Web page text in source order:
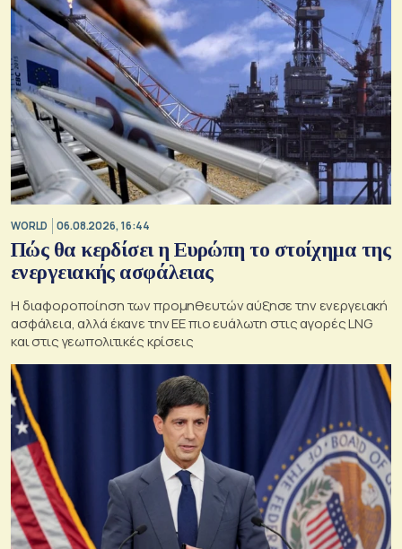
WORLD 06.08.2026, 16:44
Πώς θα κερδίσει η Ευρώπη το στοίχημα της
ενεργειακής ασφάλειας
Η διαφοροποίηση των προμηθευτών αύξησε την ενεργειακή
ασφάλεια, αλλά έκανε την ΕΕ πιο ευάλωτη στις αγορές LNG
και στις γεωπολιτικές κρίσεις